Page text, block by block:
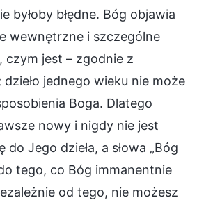
byłoby błędne. Bóg objawia
wewnętrzne i szczególne
czym jest – zgodnie z
dzieło jednego wieku nie może
Boga. Dlatego
nowy i nigdy nie jest
do Jego dzieła, a słowa „Bóg
tego, co Bóg immanentnie
od tego, nie możesz